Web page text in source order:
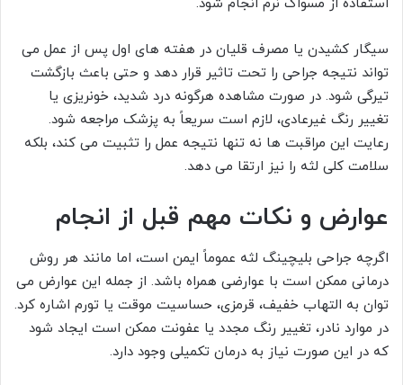
استفاده از مسواک نرم انجام شود.
سیگار کشیدن یا مصرف قلیان در هفته های اول پس از عمل می
تواند نتیجه جراحی را تحت تاثیر قرار دهد و حتی باعث بازگشت
تیرگی شود. در صورت مشاهده هرگونه درد شدید، خونریزی یا
تغییر رنگ غیرعادی، لازم است سریعاً به پزشک مراجعه شود.
رعایت این مراقبت ها نه تنها نتیجه عمل را تثبیت می کند، بلکه
سلامت کلی لثه را نیز ارتقا می دهد.
عوارض و نکات مهم قبل از انجام
اگرچه جراحی بلیچینگ لثه عموماً ایمن است، اما مانند هر روش
درمانی ممکن است با عوارضی همراه باشد. از جمله این عوارض می
توان به التهاب خفیف، قرمزی، حساسیت موقت یا تورم اشاره کرد.
در موارد نادر، تغییر رنگ مجدد یا عفونت ممکن است ایجاد شود
که در این صورت نیاز به درمان تکمیلی وجود دارد.